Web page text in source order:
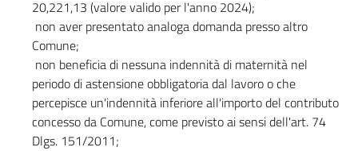
20,221,13 (valore valido per l'anno 2024);
non aver presentato analoga domanda presso altro
Comune;
non beneficia di nessuna indennità di maternità nel
periodo di astensione obbligatoria dal lavoro o che
percepisce un'indennità inferiore all'importo del contributo
concesso da Comune, come previsto ai sensi dell'art. 74
Dlgs. 151/2011;